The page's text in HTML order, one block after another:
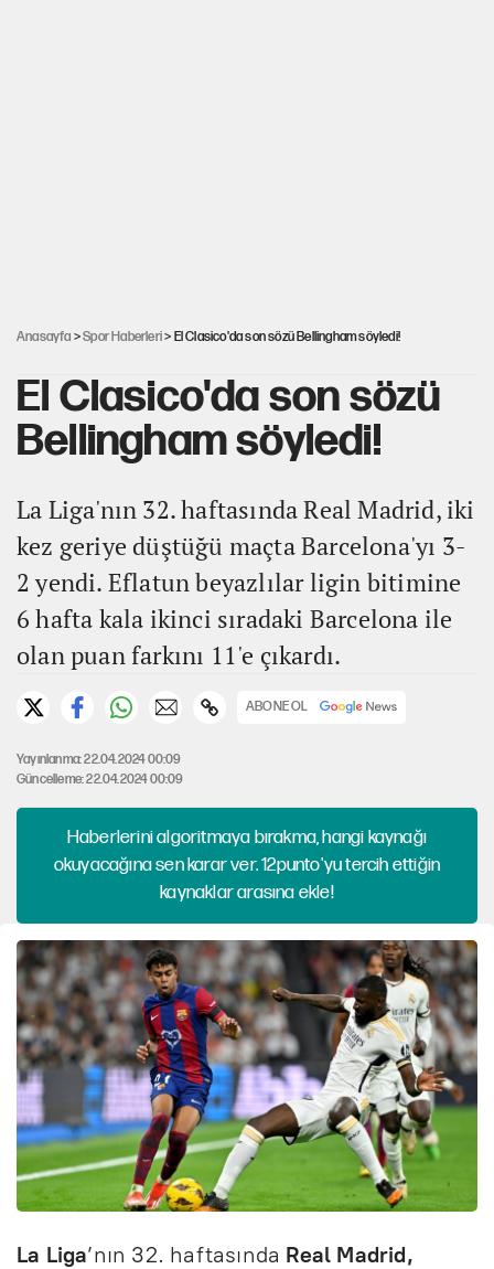
Anasayfa >Spor Haberleri> El Clasico'da son sözü Bellingham söyledi!
El Clasico'da son sözü
Bellingham söyledi!
La Liga'nın 32. haftasında Real Madrid, iki
kez geriye düştüğü maçta Barcelona'yı 3-
2 yendi. Eflatun beyazlılar ligin bitimine
6 hafta kala ikinci sıradaki Barcelona ile
olan puan farkını 11'e çıkardı.
ABONE OL
Yayınlanma: 22.04.2024 00:09
Güncelleme: 22.04.2024 00:09
Haberlerini algoritmaya bırakma, hangi kaynağı
okuyacağına sen karar ver. 12punto'yu tercih ettiğin
kaynaklar arasına ekle!
La Liga’nın 32. haftasında Real Madrid,